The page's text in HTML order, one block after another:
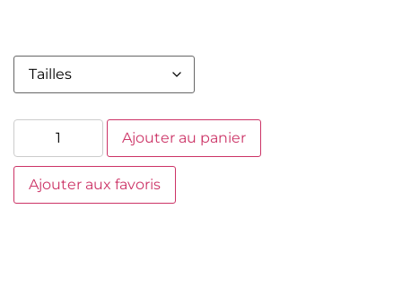
Ajouter au panier
Ajouter aux favoris